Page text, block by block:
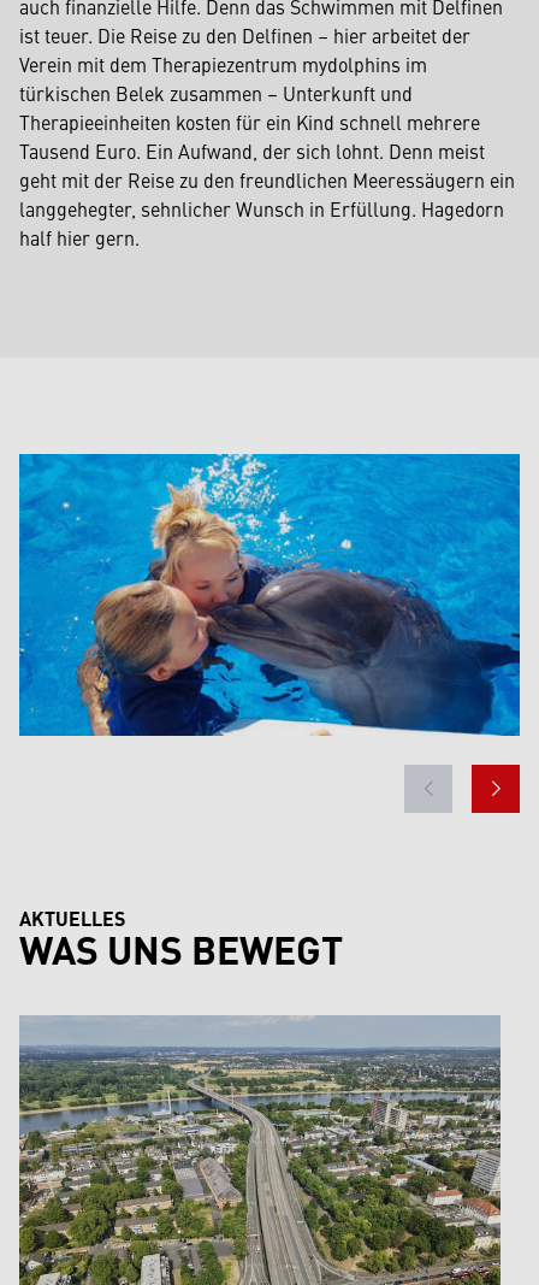
auch finanzielle Hilfe. Denn das Schwimmen mit Delfinen
ist teuer. Die Reise zu den Delfinen – hier arbeitet der
Verein mit dem Therapiezentrum mydolphins im
türkischen Belek zusammen – Unterkunft und
Therapieeinheiten kosten für ein Kind schnell mehrere
Tausend Euro. Ein Aufwand, der sich lohnt. Denn meist
geht mit der Reise zu den freundlichen Meeressäugern ein
langgehegter, sehnlicher Wunsch in Erfüllung. Hagedorn
half hier gern.
AKTUELLES
WAS UNS BEWEGT